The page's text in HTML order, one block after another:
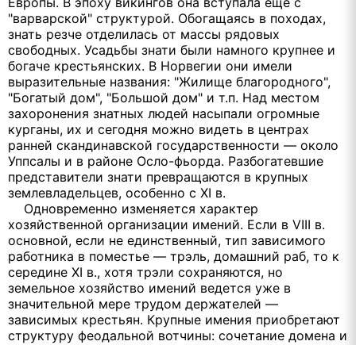
"варварской" структурой. Обогащаясь в походах,
знать резче отделилась от массы рядовых
свободных. Усадьбы знати были намного крупнее и
богаче крестьянских. В Норвегии они имели
выразительные названия: "Жилище благородного",
"Богатый дом", "Большой дом" и т.п. Над местом
захоронения знатных людей насыпали огромные
курганы, их и сегодня можно видеть в центрах
ранней скандинавской государственности — около
Уппсалы и в районе Осло-фьорда. Разбогатевшие
представители знати превращаются в крупных
землевладельцев, особенно с XI в.
Одновременно изменяется характер
хозяйственной организации имений. Если в VIII в.
основной, если не единственный, тип зависимого
работника в поместье — трэль, домашний раб, то к
середине XI в., хотя трэли сохраняются, но
земельное хозяйство имений ведется уже в
значительной мере трудом держателей —
зависимых крестьян. Крупные имения приобретают
структуру феодальной вотчины: сочетание домена и